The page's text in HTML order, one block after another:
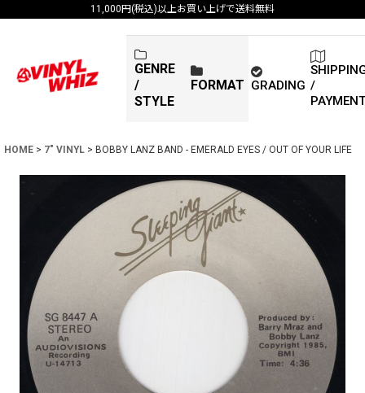
11,000円(税込)以上お買い上げで送料無料
GENRE
/
STYLE
FORMAT GRADING /
HOME > 7" VINYL > BOBBY LANZ BAND - EMERALD EYES / OUT OF YOUR LIFE